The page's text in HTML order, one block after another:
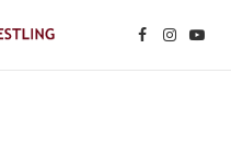
Facebook